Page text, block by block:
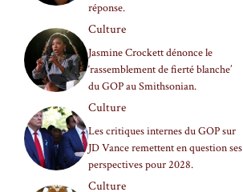
réponse.
Culture
Jasmine Crockett dénonce le
‘rassemblement de fierté blanche’
du GOP au Smithsonian.
Culture
Les critiques internes du GOP sur
JD Vance remettent en question ses
perspectives pour 2028.
Culture